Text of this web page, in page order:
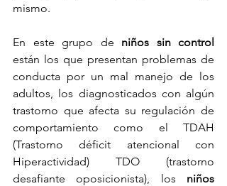
mismo.
En este grupo de niños sin control
están los que presentan problemas de
conducta por un mal manejo de los
adultos, los diagnosticados con algún
trastorno que afecta su regulación de
comportamiento como el TDAH
(Trastorno déficit atencional con
Hiperactividad) TDO (trastorno
desafiante oposicionista), los niños